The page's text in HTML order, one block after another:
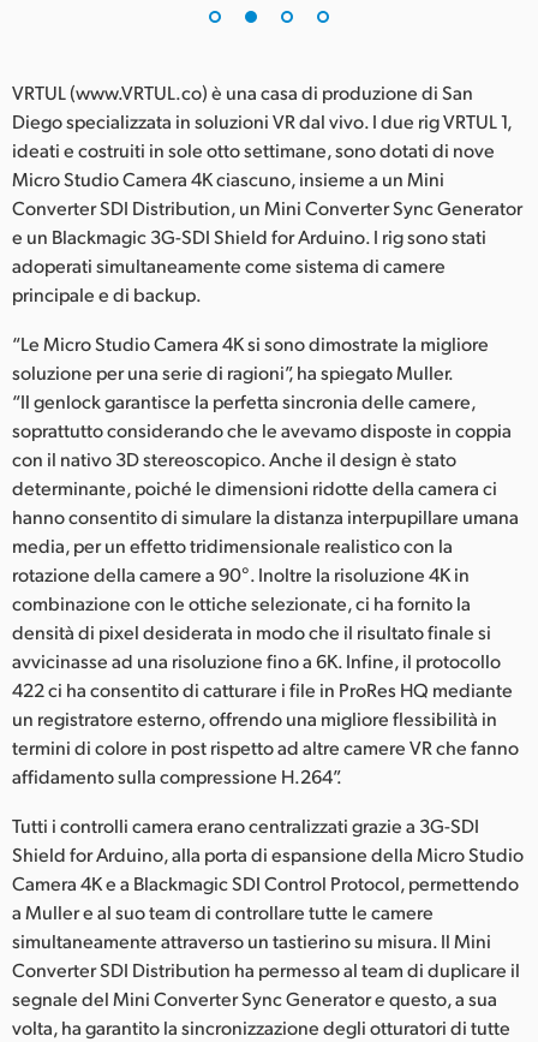
VRTUL (www.VRTUL.co) è una casa di produzione di San
Diego specializzata in soluzioni VR dal vivo. I due rig VRTUL 1,
ideati e costruiti in sole otto settimane, sono dotati di nove
Micro Studio Camera 4K ciascuno, insieme a un Mini
Converter SDI Distribution, un Mini Converter Sync Generator
e un Blackmagic 3G-SDI Shield for Arduino. I rig sono stati
adoperati simultaneamente come sistema di camere
principale e di backup.
“Le Micro Studio Camera 4K si sono dimostrate la migliore
soluzione per una serie di ragioni”, ha spiegato Muller.
“Il genlock garantisce la perfetta sincronia delle camere,
soprattutto considerando che le avevamo disposte in coppia
con il nativo 3D stereoscopico. Anche il design è stato
determinante, poiché le dimensioni ridotte della camera ci
hanno consentito di simulare la distanza interpupillare umana
media, per un effetto tridimensionale realistico con la
rotazione della camere a 90°. Inoltre la risoluzione 4K in
combinazione con le ottiche selezionate, ci ha fornito la
densità di pixel desiderata in modo che il risultato finale si
avvicinasse ad una risoluzione fino a 6K. Infine, il protocollo
422 ci ha consentito di catturare i file in ProRes HQ mediante
un registratore esterno, offrendo una migliore flessibilità in
termini di colore in post rispetto ad altre camere VR che fanno
affidamento sulla compressione H.264”.
Tutti i controlli camera erano centralizzati grazie a 3G-SDI
Shield for Arduino, alla porta di espansione della Micro Studio
Camera 4K e a Blackmagic SDI Control Protocol, permettendo
a Muller e al suo team di controllare tutte le camere
simultaneamente attraverso un tastierino su misura. Il Mini
Converter SDI Distribution ha permesso al team di duplicare il
segnale del Mini Converter Sync Generator e questo, a sua
volta, ha garantito la sincronizzazione degli otturatori di tutte